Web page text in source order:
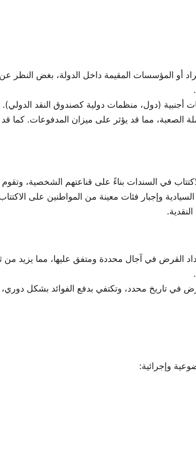
أو المؤسسات المقيمة داخل الدولة، بغض النظر
(دول، منظمات دولية كصندوق النقد الدولي).
الصعبة، مما قد يؤثر على ميزان المدفوعات.
في السندات بناءً على قناعتهم الشخصية،
السيادية وإجبار فئات معينة من المواطنين على
القرض في آجال محددة ومتفق عليها، مما يزيد
في تاريخ محدد، وتكتفي بدفع الفوائد بشكل
وإجرائية: